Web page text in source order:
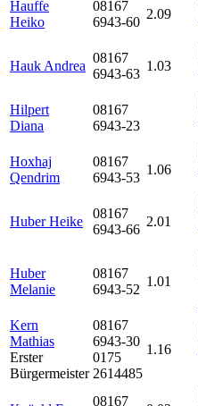
Hauffe
Heiko
08167
6943-60
2.09
Hauk Andrea
08167
6943-63
1.03
Hilpert
Diana
08167
6943-23
Hoxhaj
Qendrim
08167
6943-53
1.06
Huber Heike
08167
6943-66
2.01
Huber
Melanie
08167
6943-52
1.01
Kern
Mathias
Erster
Bürgermeister
08167
6943-30
0175
2614485
1.16
08167